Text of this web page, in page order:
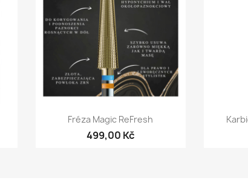
Rychlý náhled
Fréza Magic ReFresh
499,00 Kč